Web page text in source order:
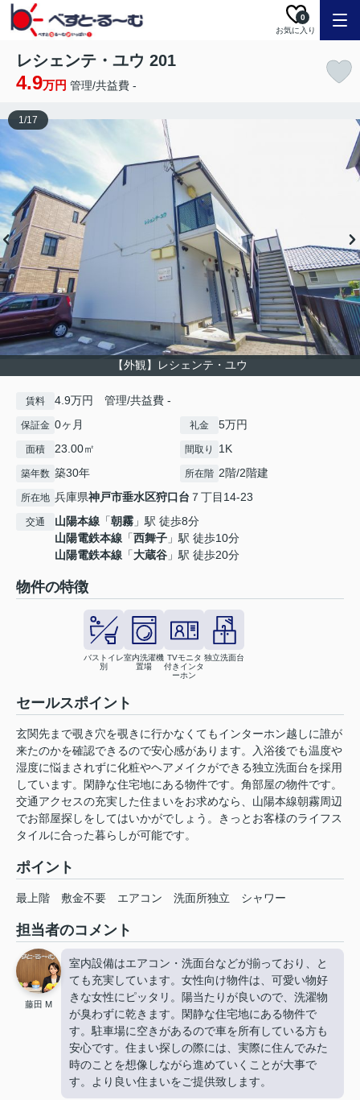
お気に入り
0
レシェンテ・ユウ 201
4.9万円 管理/共益費 -
【外観】レシェンテ・ユウ
1/17
賃料 4.9万円 管理/共益費 -
保証金 0ヶ月 礼金 5万円
面積 23.00㎡ 間取り 1K
築年数 築30年 所在階 2階/2階建
所在地 兵庫県神戸市垂水区狩口台 ７丁目14-23
交通 山陽本線 「朝霧 」駅 徒歩8分
山陽電鉄本線 「西舞子 」駅 徒歩10分
山陽電鉄本線 「大蔵谷 」駅 徒歩20分
物件の特徴
バストイレ
別
室内洗濯機
置場
TVモニタ
付きインタ
ーホン
独立洗面台
セールスポイント
玄関先まで覗き穴を覗きに行かなくてもインターホン越しに誰が
来たのかを確認できるので安心感があります。入浴後でも温度や
湿度に悩まされずに化粧やヘアメイクができる独立洗面台を採用
しています。閑静な住宅地にある物件です。角部屋の物件です。
交通アクセスの充実した住まいをお求めなら、山陽本線朝霧周辺
でお部屋探しをしてはいかがでしょう。きっとお客様のライフス
タイルに合った暮らしが可能です。
ポイント
最上階 敷金不要 エアコン 洗面所独立 シャワー
担当者のコメント
藤田 M
室内設備はエアコン・洗面台などが揃っており、と
ても充実しています。女性向け物件は、可愛い物好
きな女性にピッタリ。陽当たりが良いので、洗濯物
が臭わずに乾きます。閑静な住宅地にある物件で
す。駐車場に空きがあるので車を所有している方も
安心です。住まい探しの際には、実際に住んでみた
時のことを想像しながら進めていくことが大事で
す。より良い住まいをご提供致します。